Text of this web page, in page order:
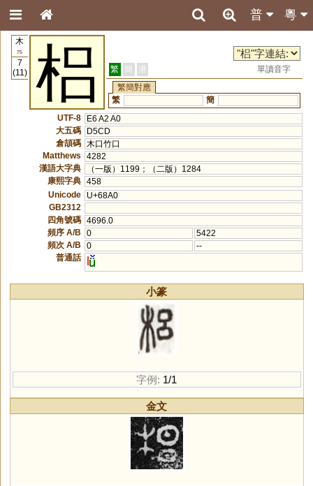
粵
普
木
75
7
(11)
梠 繁 簡 港
單讀音字
繁簡對應
繁
簡
UTF-8
E6 A2 A0
大五碼
D5CD
倉頡碼
木口竹口
Matthews
4282
漢語大字典
（一版）1199；（二版）1284
康熙字典 458
Unicode
U+68A0
GB2312
四角號碼 4696.0
頻序 A/B
0
5422
頻次 A/B
0
--
普通話
l
小篆
字例: 1/1
金文